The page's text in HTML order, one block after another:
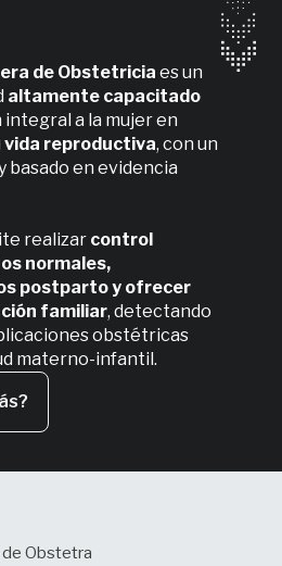
de Obstetricia es un
altamente capacitado
a la mujer en
vida reproductiva, con un
basado en evidencia
realizar control
normales,
postparto y ofrecer
familiar, detectando
obstétricas
materno-infantil.
de Obstetra